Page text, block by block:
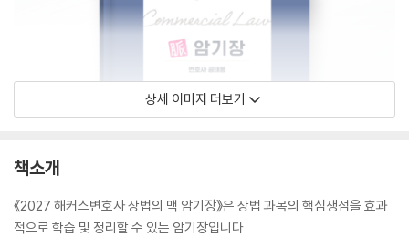
상세 이미지 더보기
책소개
《2027 해커스변호사 상법의 맥 암기장》은 상법 과목의 핵심쟁점을 효과
적으로 학습 및 정리할 수 있는 암기장입니다.